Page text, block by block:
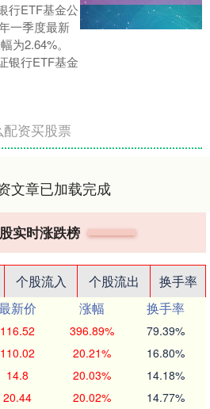
行ETF基金公
一季度最新
为2.64%。
银行ETF基金
配资买股票
文章已加载完成
实时涨跌榜
个股流入 个股流出
换手率
新价 涨幅
换手率
116.52 396.89% 79.39%
110.02 20.21% 16.80%
14.8 20.03% 14.18%
20.44 20.02% 14.77%